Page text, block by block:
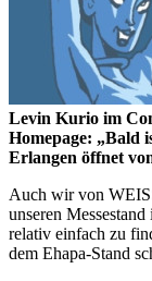
Levin Kurio im
Homepage: „Bald
Erlangen öffnet
Auch wir von
unseren
relativ einfach zu
dem Ehapa-Stand